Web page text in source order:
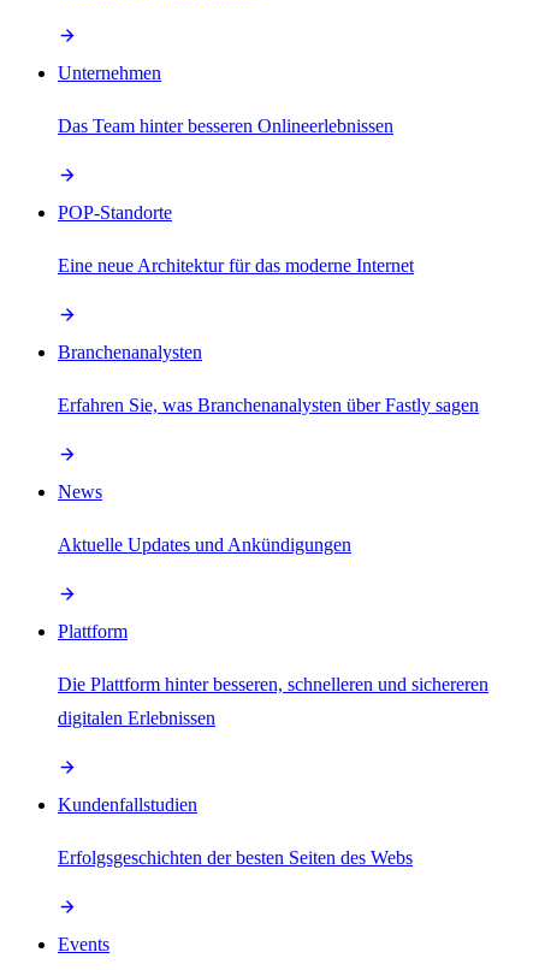
Unternehmen
Das Team hinter besseren Onlineerlebnissen
POP-Standorte
Eine neue Architektur für das moderne Internet
Branchenanalysten
Erfahren Sie, was Branchenanalysten über Fastly sagen
News
Aktuelle Updates und Ankündigungen
Plattform
Die Plattform hinter besseren, schnelleren und sichereren
digitalen Erlebnissen
Kundenfallstudien
Erfolgsgeschichten der besten Seiten des Webs
Events